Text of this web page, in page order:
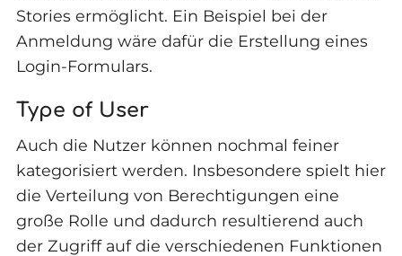
Stories ermöglicht. Ein Beispiel bei der
Anmeldung wäre dafür die Erstellung eines
Login-Formulars.
Type of User
Auch die Nutzer können nochmal feiner
kategorisiert werden. Insbesondere spielt hier
die Verteilung von Berechtigungen eine
große Rolle und dadurch resultierend auch
der Zugriff auf die verschiedenen Funktionen